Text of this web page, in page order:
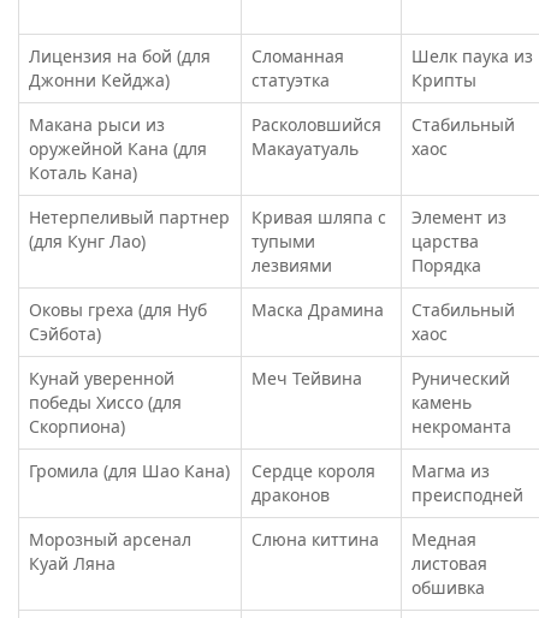
Лицензия на бой (для
Джонни Кейджа)
Сломанная
статуэтка
Шелк паука из
Крипты
Макана рыси из
оружейной Кана (для
Коталь Кана)
Расколовшийся
Макауатуаль
Стабильный
хаос
Нетерпеливый партнер
(для Кунг Лао)
Кривая шляпа с
тупыми
лезвиями
Элемент из
царства
Порядка
Оковы греха (для Нуб
Сэйбота)
Маска Драмина
Стабильный
хаос
Кунай уверенной
победы Хиссо (для
Скорпиона)
Меч Тейвина
Рунический
камень
некроманта
Громила (для Шао Кана)
Сердце короля
драконов
Магма из
преисподней
Морозный арсенал
Куай Ляна
Слюна киттина
Медная
листовая
обшивка